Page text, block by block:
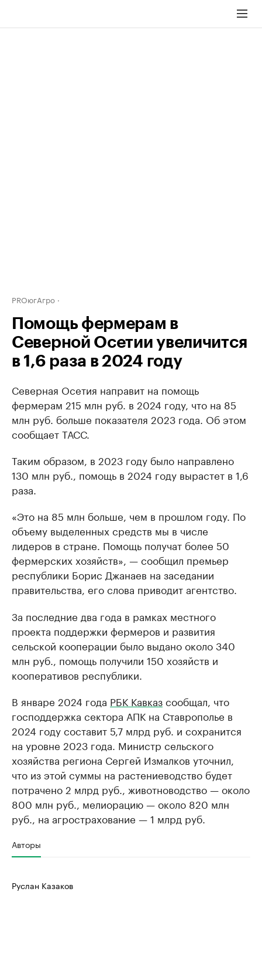
PROюгАгро
Помощь фермерам в
Северной Осетии увеличится
в 1,6 раза в 2024 году
Северная Осетия направит на помощь
фермерам 215 млн руб. в 2024 году, что на 85
млн руб. больше показателя 2023 года. Об этом
сообщает ТАСС.
Таким образом, в 2023 году было направлено
130 млн руб., помощь в 2024 году вырастет в 1,6
раза.
«Это на 85 млн больше, чем в прошлом году. По
объему выделенных средств мы в числе
лидеров в стране. Помощь получат более 50
фермерских хозяйств», — сообщил премьер
республики Борис Джанаев на заседании
правительства, его слова приводит агентство.
За последние два года в рамках местного
проекта поддержки фермеров и развития
сельской кооперации было выдано около 340
млн руб., помощь получили 150 хозяйств и
кооперативов республики.
В январе 2024 года РБК Кавказсообщал, что
господдержка сектора АПК на Ставрополье в
2024 году составит 5,7 млрд руб. и сохранится
на уровне 2023 года. Министр сельского
хозяйства региона Сергей Измалков уточнил,
что из этой суммы на растениеводство будет
потрачено 2 млрд руб., животноводство — около
800 млн руб., мелиорацию — около 820 млн
руб., на агрострахование — 1 млрд руб.
Авторы
Руслан Казаков